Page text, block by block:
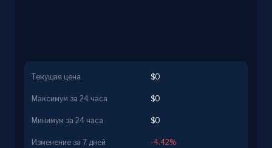
Текущая цена $0
Максимум за 24 часа $0
Минимум за 24 часа $0
Изменение за 7 дней -4.42%